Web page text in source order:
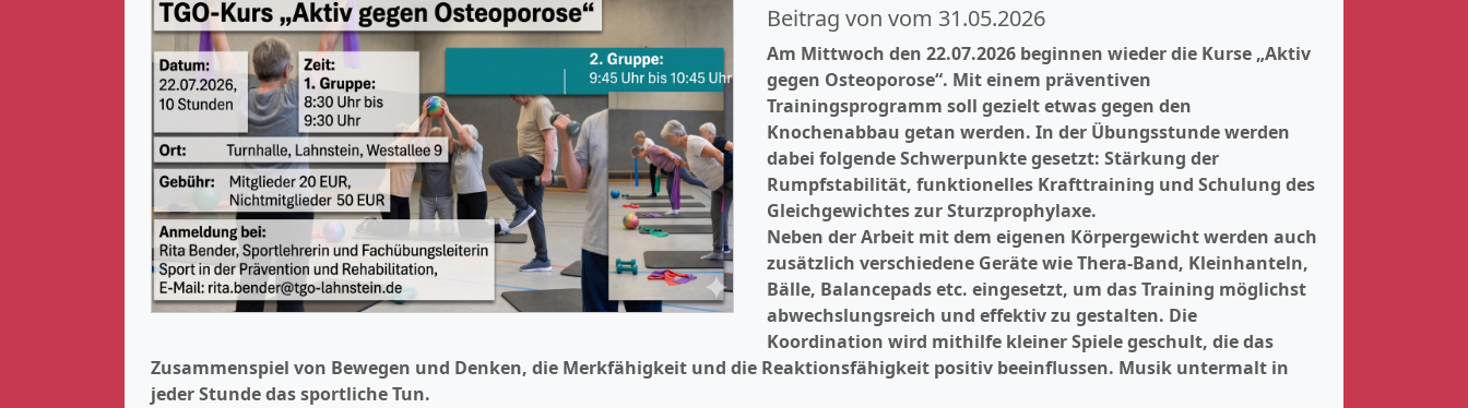
Beitrag von vom 31.05.2026
Am Mittwoch den 22.07.2026 beginnen wieder die Kurse „Aktiv
gegen Osteoporose“. Mit einem präventiven
Trainingsprogramm soll gezielt etwas gegen den
Knochenabbau getan werden. In der Übungsstunde werden
dabei folgende Schwerpunkte gesetzt: Stärkung der
Rumpfstabilität, funktionelles Krafttraining und Schulung des
Gleichgewichtes zur Sturzprophylaxe.
Neben der Arbeit mit dem eigenen Körpergewicht werden auch
zusätzlich verschiedene Geräte wie Thera-Band, Kleinhanteln,
Bälle, Balancepads etc. eingesetzt, um das Training möglichst
abwechslungsreich und effektiv zu gestalten. Die
Koordination wird mithilfe kleiner Spiele geschult, die das
Zusammenspiel von Bewegen und Denken, die Merkfähigkeit und die Reaktionsfähigkeit positiv beeinflussen. Musik untermalt in
jeder Stunde das sportliche Tun.